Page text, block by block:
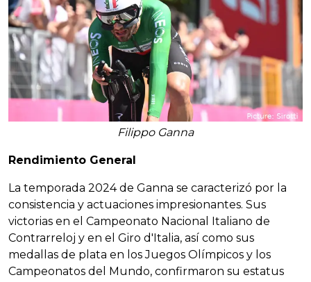
Filippo Ganna
Rendimiento General
La temporada 2024 de Ganna se caracterizó por la
consistencia y actuaciones impresionantes. Sus
victorias en el Campeonato Nacional Italiano de
Contrarreloj y en el Giro d'Italia, así como sus
medallas de plata en los Juegos Olímpicos y los
Campeonatos del Mundo, confirmaron su estatus